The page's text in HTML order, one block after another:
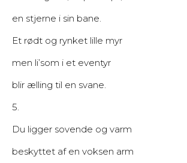
en stjerne i sin bane.
Et rødt og rynket lille myr
men li’som i et eventyr
blir ælling til en svane.
5.
Du ligger sovende og varm
beskyttet af en voksen arm